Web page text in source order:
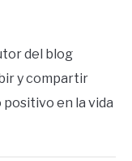
del blog
y compartir
en la vida